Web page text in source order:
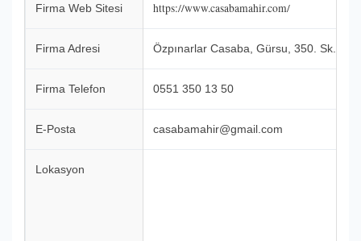
Firma Web Sitesi https://www.casabamahir.com/
Firma Adresi Özpınarlar Casaba, Gürsu, 350. Sk.
Firma Telefon 0551 350 13 50
E-Posta casabamahir@gmail.com
Lokasyon